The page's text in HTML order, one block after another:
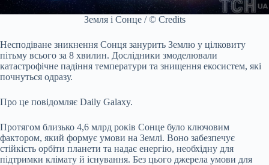
Земля і Сонце / © Credits
Несподіване зникнення Сонця занурить Землю у цілковиту
пітьму всього за 8 хвилин. Дослідники змоделювали
катастрофічне падіння температури та знищення екосистем, які
почнуться одразу.
Про це повідомляє Daily Galaxy.
Протягом близько 4,6 млрд років Сонце було ключовим
фактором, який формує умови на Землі. Воно забезпечує
стійкість орбіти планети та надає енергію, необхідну для
підтримки клімату й існування. Без цього джерела умови для